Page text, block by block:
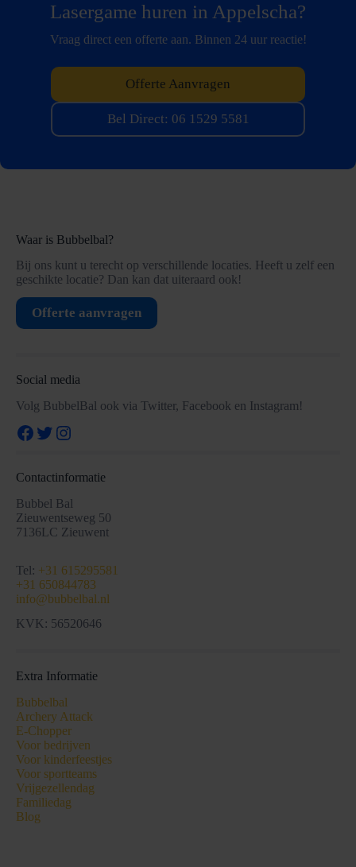
Lasergame huren in Appelscha?
Vraag direct een offerte aan. Binnen 24 uur reactie!
Offerte Aanvragen
Bel Direct: 06 1529 5581
Waar is Bubbelbal?
Bij ons kunt u terecht op verschillende locaties. Heeft u zelf een
geschikte locatie? Dan kan dat uiteraard ook!
Offerte aanvragen
Social media
Volg BubbelBal ook via Twitter, Facebook en Instagram!
Facebook
Twitter
Instagram
Contactinformatie
Bubbel Bal
Zieuwentseweg 50
7136LC Zieuwent
Tel: +31 615295581
+31 650844783
info@bubbelbal.nl
KVK: 56520646
Extra Informatie
Bubbelbal
Archery Attack
E-Chopper
Voor bedrijven
Voor kinderfeestjes
Voor sportteams
Vrijgezellendag
Familiedag
Blog